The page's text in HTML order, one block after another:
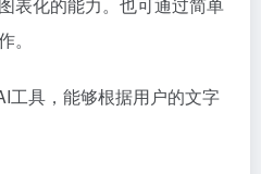
工具，能够根据用户的文字